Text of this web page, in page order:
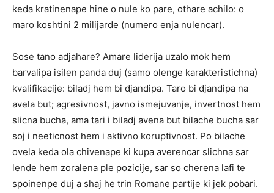
keda kratinenape hine o nule ko pare, othare achilo: o
maro koshtini 2 milijarde (numero enja nulencar).
Sose tano adjahare? Amare liderija uzalo mok hem
barvalipa isilen panda duj (samo olenge karakteristichna)
kvalifikacije: biladj hem bi djandipa. Taro bi djandipa na
avela but; agresivnost, javno ismejuvanje, invertnost hem
slicna bucha, ama tari i biladj avena but bilache bucha sar
soj i neeticnost hem i aktivno koruptivnost. Po bilache
ovela keda ola chivenape ki kupa averencar slichna sar
lende hem zoralena ple pozicije, sar so cherena lafi te
spoinenpe duj a shaj he trin Romane partije ki jek pobari.